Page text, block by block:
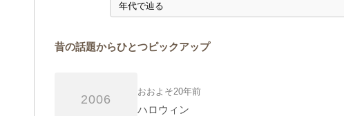
昔の話題からひとつピックアップ
2006
おおよそ20年前
ハロウィン